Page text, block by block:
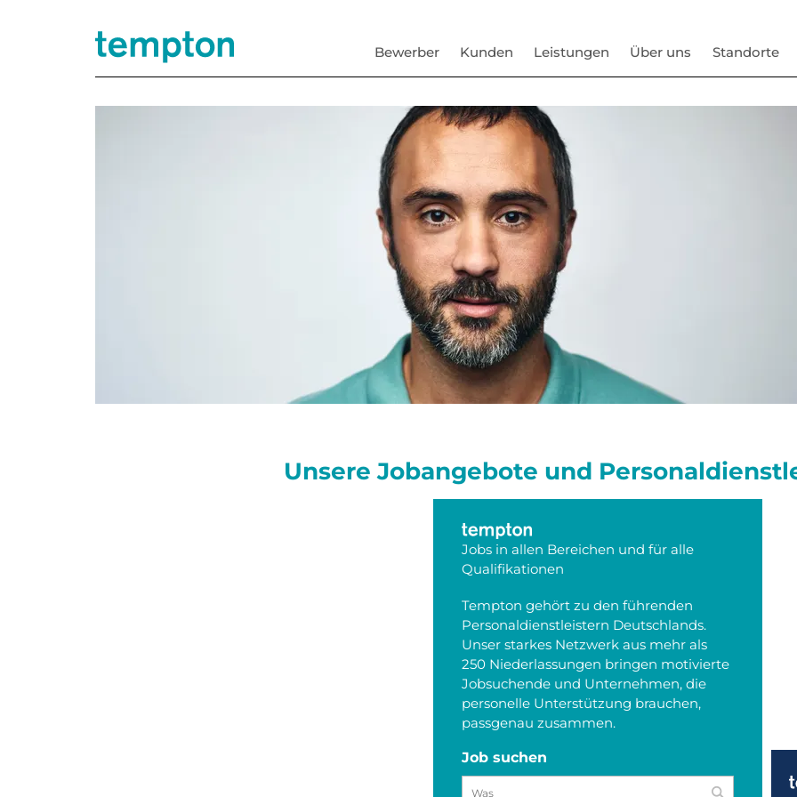
Bewerber Kunden Leistungen Über uns Standorte
Unsere Jobangebote und
Jobs in allen Bereichen und für alle
Qualifikationen
Tempton gehört zu den führenden
Personaldienstleistern Deutschlands.
Unser starkes Netzwerk aus mehr als
250 Niederlassungen bringen motivierte
Jobsuchende und Unternehmen, die
personelle Unterstützung brauchen,
passgenau zusammen.
Job suchen